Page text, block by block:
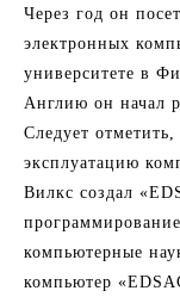
Через год он
электронных
университете в
Англию он начал
Следует
эксплуатацию
Вилкс создал
компьютерные
компьютер